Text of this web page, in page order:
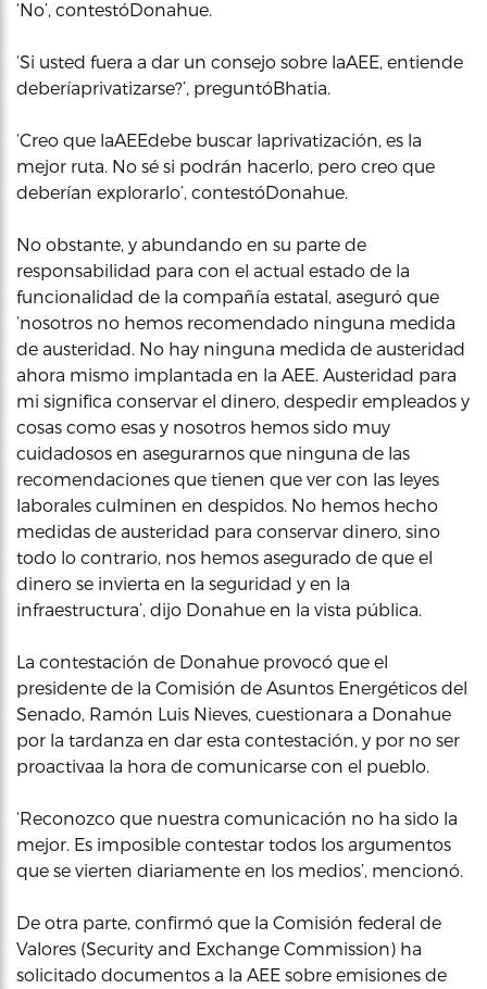
‘No’, contestóDonahue.
‘Si usted fuera a dar un consejo sobre laAEE, entiende
deberíaprivatizarse?’, preguntóBhatia.
‘Creo que laAEEdebe buscar laprivatización, es la
mejor ruta. No sé si podrán hacerlo, pero creo que
deberían explorarlo’, contestóDonahue.
No obstante, y abundando en su parte de
responsabilidad para con el actual estado de la
funcionalidad de la compañía estatal, aseguró que
‘nosotros no hemos recomendado ninguna medida
de austeridad. No hay ninguna medida de austeridad
ahora mismo implantada en la AEE. Austeridad para
mi significa conservar el dinero, despedir empleados y
cosas como esas y nosotros hemos sido muy
cuidadosos en asegurarnos que ninguna de las
recomendaciones que tienen que ver con las leyes
laborales culminen en despidos. No hemos hecho
medidas de austeridad para conservar dinero, sino
todo lo contrario, nos hemos asegurado de que el
dinero se invierta en la seguridad y en la
infraestructura’, dijo Donahue en la vista pública.
La contestación de Donahue provocó que el
presidente de la Comisión de Asuntos Energéticos del
Senado, Ramón Luis Nieves, cuestionara a Donahue
por la tardanza en dar esta contestación, y por no ser
proactivaa la hora de comunicarse con el pueblo.
‘Reconozco que nuestra comunicación no ha sido la
mejor. Es imposible contestar todos los argumentos
que se vierten diariamente en los medios’, mencionó.
De otra parte, confirmó que la Comisión federal de
Valores (Security and Exchange Commission) ha
solicitado documentos a la AEE sobre emisiones de